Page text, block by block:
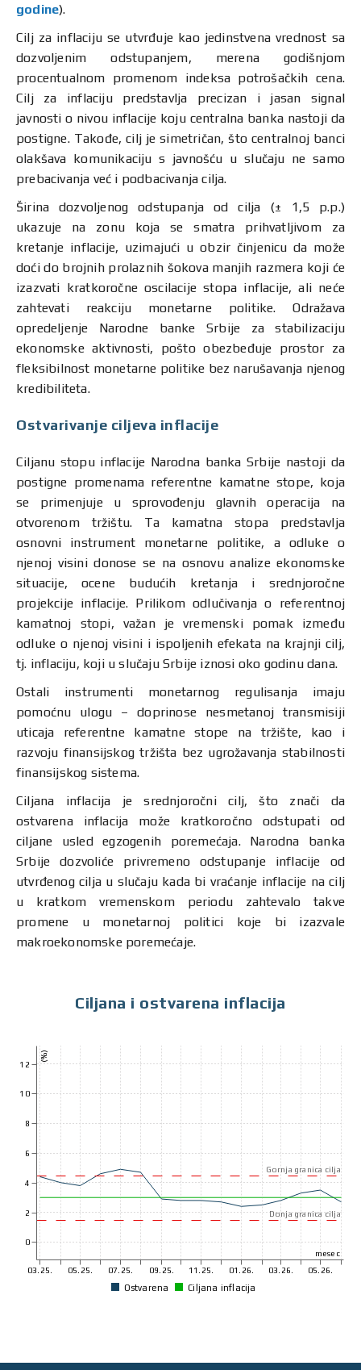
godine).
Cilj za inflaciju se utvrđuje kao jedinstvena vrednost sa
dozvoljenim odstupanjem, merena godišnjom
procentualnom promenom indeksa potrošačkih cena.
Cilj za inflaciju predstavlja precizan i jasan signal
javnosti o nivou inflacije koju centralna banka nastoji da
postigne. Takođe, cilj je simetričan, što centralnoj banci
olakšava komunikaciju s javnošću u slučaju ne samo
prebacivanja već i podbacivanja cilja.
Širina dozvoljenog odstupanja od cilja (± 1,5 p.p.)
ukazuje na zonu koja se smatra prihvatljivom za
kretanje inflacije, uzimajući u obzir činjenicu da može
doći do brojnih prolaznih šokova manjih razmera koji će
izazvati kratkoročne oscilacije stopa inflacije, ali neće
zahtevati reakciju monetarne politike. Odražava
opredeljenje Narodne banke Srbije za stabilizaciju
ekonomske aktivnosti, pošto obezbeđuje prostor za
fleksibilnost monetarne politike bez narušavanja njenog
kredibiliteta.
Ostvarivanje ciljeva inflacije
Ciljanu stopu inflacije Narodna banka Srbije nastoji da
postigne promenama referentne kamatne stope, koja
se primenjuje u sprovođenju glavnih operacija na
otvorenom tržištu. Ta kamatna stopa predstavlja
osnovni instrument monetarne politike, a odluke o
njenoj visini donose se na osnovu analize ekonomske
situacije, ocene budućih kretanja i srednjoročne
projekcije inflacije. Prilikom odlučivanja o referentnoj
kamatnoj stopi, važan je vremenski pomak između
odluke o njenoj visini i ispoljenih efekata na krajnji cilj,
tj. inflaciju, koji u slučaju Srbije iznosi oko godinu dana.
Ostali instrumenti monetarnog regulisanja imaju
pomoćnu ulogu – doprinose nesmetanoj transmisiji
uticaja referentne kamatne stope na tržište, kao i
razvoju finansijskog tržišta bez ugrožavanja stabilnosti
finansijskog sistema.
Ciljana inflacija je srednjoročni cilj, što znači da
ostvarena inflacija može kratkoročno odstupati od
ciljane usled egzogenih poremećaja. Narodna banka
Srbije dozvoliće privremeno odstupanje inflacije od
utvrđenog cilja u slučaju kada bi vraćanje inflacije na cilj
u kratkom vremenskom periodu zahtevalo takve
promene u monetarnoj politici koje bi izazvale
makroekonomske poremećaje.
Ciljana i ostvarena inflacija
Gornja granica cilja
Donja granica cilja
mesec
03.25. 05.25. 07.25. 09.25. 11.25. 01.26. 03.26. 05.26.
(%)
0
2
4
6
8
10
12
Ostvarena Ciljana inflacija